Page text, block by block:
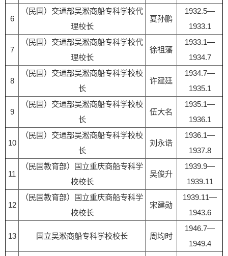
6
（民国）交通部吴淞商船专科学校代
理校长
夏孙鹏
1932.5—
1933.1
7
（民国）交通部吴淞商船专科学校代
理校长
徐祖藩
1933.1—
1934.7
8
（民国）交通部吴淞商船专科学校校
长
许建廷
1934.7—
1935.1
9
（民国）交通部吴淞商船专科学校校
长
伍大名
1935.1—
1936.1
10
（民国）交通部吴淞商船专科学校校
长
刘永诰
1936.1—
1937.8
11
（民国教育部）国立重庆商船专科学
校校长
吴俊升
1939.9—
1939.11
12
（民国教育部）国立重庆商船专科学
校校长
宋建勋
1939.11—
1943.6
13 国立吴淞商船专科学校校长 周均时
1946.7—
1949.4